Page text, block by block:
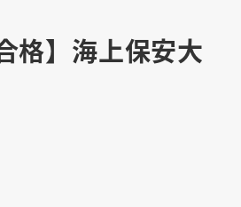
格】海上保安大